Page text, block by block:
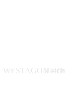
Ulrich